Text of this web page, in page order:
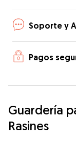
Soporte y
Pagos
Guardería
Rasines